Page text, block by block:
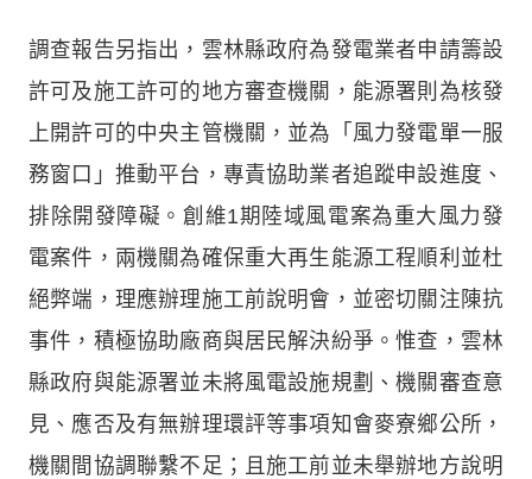
調查報告另指出，雲林縣政府為發電業者申請籌設
許可及施工許可的地方審查機關，能源署則為核發
上開許可的中央主管機關，並為「風力發電單一服
務窗口」推動平台，專責協助業者追蹤申設進度、
排除開發障礙。創維1期陸域風電案為重大風力發
電案件，兩機關為確保重大再生能源工程順利並杜
絕弊端，理應辦理施工前說明會，並密切關注陳抗
事件，積極協助廠商與居民解決紛爭。惟查，雲林
縣政府與能源署並未將風電設施規劃、機關審查意
見、應否及有無辦理環評等事項知會麥寮鄉公所，
機關間協調聯繫不足；且施工前並未舉辦地方說明